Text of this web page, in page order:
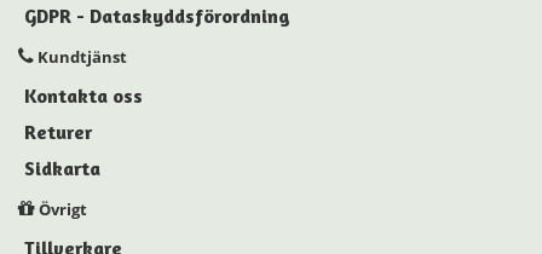
GDPR - Dataskyddsförordning
Kundtjänst
Kontakta oss
Returer
Sidkarta
Övrigt
Tillverkare